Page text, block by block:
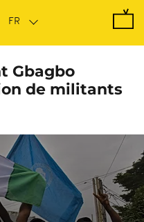
Gbagbo
de militants